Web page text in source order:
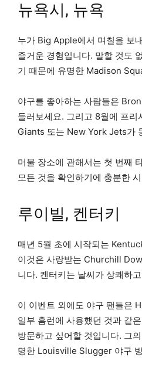
뉴욕시, 뉴욕
누가 Big Apple에서 며칠을 보
즐거운 경험입니다. 말할 것도
기 때문에 유명한 Madison
야구를 좋아하는 사람들은
둘러보세요. 그리고 8월에 프
Giants 또는 New York Jets가
머물 장소에 관해서는 첫 번째
모든 것을 확인하기에 충분한
루이빌, 켄터키
매년 5월 초에 시작되는
이것은 사랑받는 Churchill
니다. 켄터키는 날씨가 상쾌하
이 이벤트 외에도 야구 팬들은
일부 홈런에 사용했던 것과 같
방문하고 싶어할 것입니다. 그
명한 Louisville Slugger 야구